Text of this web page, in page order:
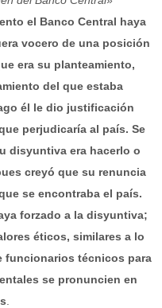
el Banco Central haya
vocero de una posición
era su planteamiento,
del que estaba
él le dio justificación
perjudicaría al país. Se
disyuntiva era hacerlo o
creyó que su renuncia
se encontraba el país.
forzado a la disyuntiva;
éticos, similares a lo
funcionarios técnicos para
se pronuncien en